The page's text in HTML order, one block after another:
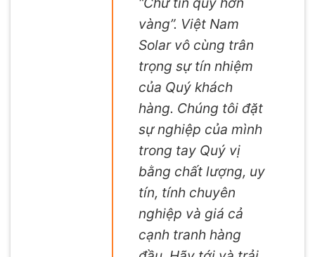
vàng”. Việt Nam
Solar vô cùng trân
trọng sự tín nhiệm
của Quý khách
hàng. Chúng tôi đặt
sự nghiệp của mình
trong tay Quý vị
bằng chất lượng, uy
tín, tính chuyên
nghiệp và giá cả
cạnh tranh hàng